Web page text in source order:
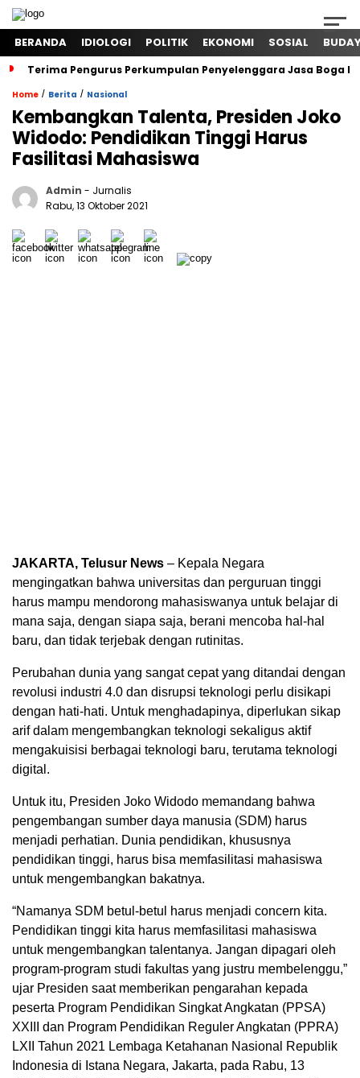
BERANDA IDIOLOGI POLITIK EKONOMI SOSIAL
Terima Pengurus Perkumpulan Penyelenggara Jasa Boga
Home / Berita / Nasional
Kembangkan Talenta, Presiden Joko
Widodo: Pendidikan Tinggi Harus
Fasilitasi Mahasiswa
Admin - Jurnalis
Rabu, 13 Oktober 2021
JAKARTA, Telusur News – Kepala Negara
mengingatkan bahwa universitas dan perguruan tinggi
harus mampu mendorong mahasiswanya untuk belajar di
mana saja, dengan siapa saja, berani mencoba hal-hal
baru, dan tidak terjebak dengan rutinitas.
Perubahan dunia yang sangat cepat yang ditandai dengan
revolusi industri 4.0 dan disrupsi teknologi perlu disikapi
dengan hati-hati. Untuk menghadapinya, diperlukan sikap
arif dalam mengembangkan teknologi sekaligus aktif
mengakuisisi berbagai teknologi baru, terutama teknologi
digital.
Untuk itu, Presiden Joko Widodo memandang bahwa
pengembangan sumber daya manusia (SDM) harus
menjadi perhatian. Dunia pendidikan, khususnya
pendidikan tinggi, harus bisa memfasilitasi mahasiswa
untuk mengembangkan bakatnya.
“Namanya SDM betul-betul harus menjadi concern kita.
Pendidikan tinggi kita harus memfasilitasi mahasiswa
untuk mengembangkan talentanya. Jangan dipagari oleh
program-program studi fakultas yang justru membelenggu,”
ujar Presiden saat memberikan pengarahan kepada
peserta Program Pendidikan Singkat Angkatan (PPSA)
XXIII dan Program Pendidikan Reguler Angkatan (PPRA)
LXII Tahun 2021 Lembaga Ketahanan Nasional Republik
Indonesia di Istana Negara, Jakarta, pada Rabu, 13